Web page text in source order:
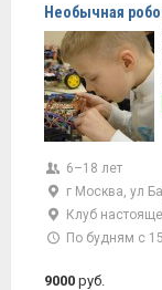
Необычная
6–18 лет
г Москва, ул
Клуб
По будням с
9000 руб.